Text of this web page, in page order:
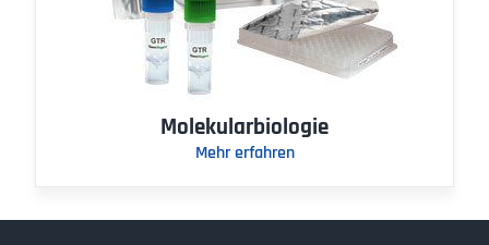
Molekularbiologie
Mehr erfahren